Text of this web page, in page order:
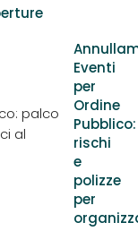
Eventi
per
Ordine
Pubblico:
rischi
e
polizze
per